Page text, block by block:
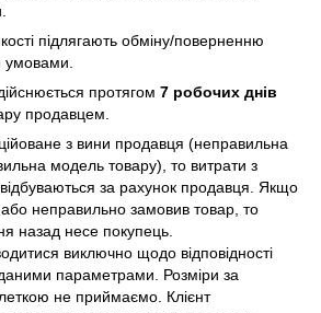
підлягають обміну/поверненню
умовами.
протягом 7 робочих днів
продавцем.
з вини продавця (неправильна
модель товару), то витрати з
за рахунок продавця. Якщо
неправильно замовив товар, то
назад несе покупець.
виключно щодо відповідності
параметрами. Розміри за
не приймаємо. Клієнт